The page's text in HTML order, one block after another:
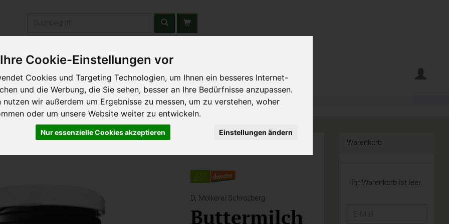
Cookie-Einstellungen vor
Cookies und Targeting Technologien, um Ihnen ein besseres Internet-
und die Werbung, die Sie sehen, besser an Ihre Bedürfnisse anzupassen.
nutzen wir außerdem um Ergebnisse zu messen, um zu verstehen, woher
oder um unsere Website weiter zu entwickeln.
Nur essenzielle Cookies akzeptieren Einstellungen ändern
& Schulen Liefergebiet Wochenmarkt
D, Molkerei Schrozberg
Buttermilch
Warenkorb
Ihr Warenkorb ist leer.